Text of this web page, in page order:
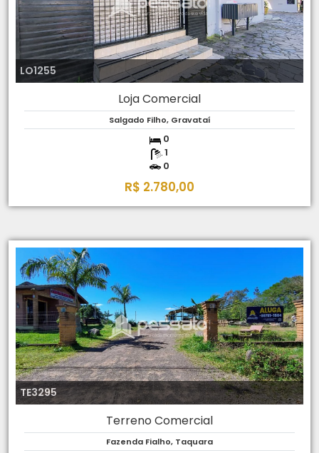
LO1255
Loja Comercial
Salgado Filho, Gravataí
0
1
0
R$ 2.780,00
TE3295
Terreno Comercial
Fazenda Fialho, Taquara